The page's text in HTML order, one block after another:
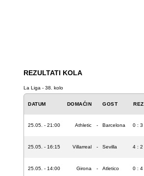
REZULTATI KOLA
La Liga - 38. kolo
DATUM DOMAĆIN GOST REZ
25.05. - 21:00 Athletic - Barcelona 0 : 3
25.05. - 16:15 Villarreal - Sevilla 4 : 2
25.05. - 14:00 Girona - Atletico 0 : 4